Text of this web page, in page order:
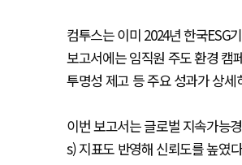
컴투스는 이미 2024년 한국ESG
보고서에는 임직원 주도 환경 캠
투명성 제고 등 주요 성과가 상세
이번 보고서는 글로벌 지속가능
s) 지표도 반영해 신뢰도를 높였